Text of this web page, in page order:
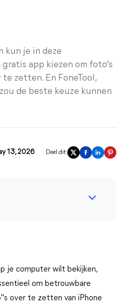
kun je in deze
app kiezen om foto's
te zetten. En FoneTool,
de beste keuze kunnen
13, 2026 Deel dit:
je computer wilt bekijken,
om betrouwbare
over te zetten van iPhone